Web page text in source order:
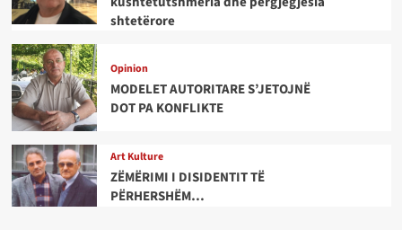
shtetërore
Opinion
MODELET AUTORITARE S’JETOJNË
DOT PA KONFLIKTE
Art Kulture
ZËMËRIMI I DISIDENTIT TË
PËRHERSHËM…